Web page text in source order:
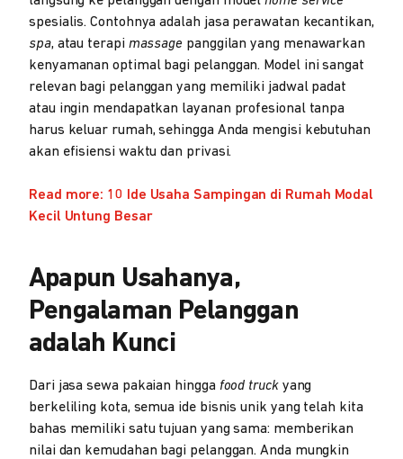
spesialis. Contohnya adalah jasa perawatan kecantikan,
spa, atau terapi massage panggilan yang menawarkan
kenyamanan optimal bagi pelanggan. Model ini sangat
relevan bagi pelanggan yang memiliki jadwal padat
atau ingin mendapatkan layanan profesional tanpa
harus keluar rumah, sehingga Anda mengisi kebutuhan
akan efisiensi waktu dan privasi.
Read more: 10 Ide Usaha Sampingan di Rumah Modal
Kecil Untung Besar
Apapun Usahanya,
Pengalaman Pelanggan
adalah Kunci
Dari jasa sewa pakaian hingga food truckyang
berkeliling kota, semua ide bisnis unik yang telah kita
bahas memiliki satu tujuan yang sama: memberikan
nilai dan kemudahan bagi pelanggan. Anda mungkin